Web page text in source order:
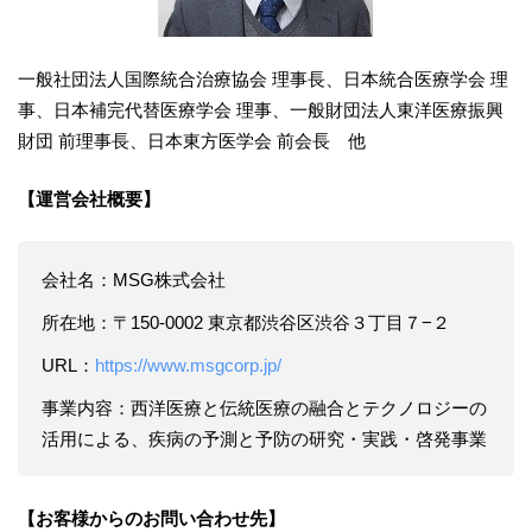
一般社団法人国際統合治療協会 理事長、日本統合医療学会 理
事、日本補完代替医療学会 理事、一般財団法人東洋医療振興
財団 前理事長、日本東方医学会 前会長 他
【運営会社概要】
会社名：MSG株式会社
所在地：〒150-0002 東京都渋谷区渋谷３丁目７−２
URL： https://www.msgcorp.jp/
事業内容：西洋医療と伝統医療の融合とテクノロジーの
活用による、疾病の予測と予防の研究・実践・啓発事業
【お客様からのお問い合わせ先】